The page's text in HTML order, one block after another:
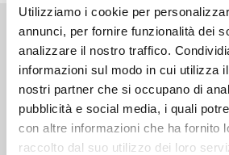
Utilizziamo i cookie per
annunci, per fornire funzionalità dei
analizzare il nostro traffico.
informazioni sul modo in cui utilizza
nostri partner che si occupano di
pubblicità e social media, i quali
con altre informazioni che ha fornito
raccolto dal suo utilizzo dei loro
Altri volumi della